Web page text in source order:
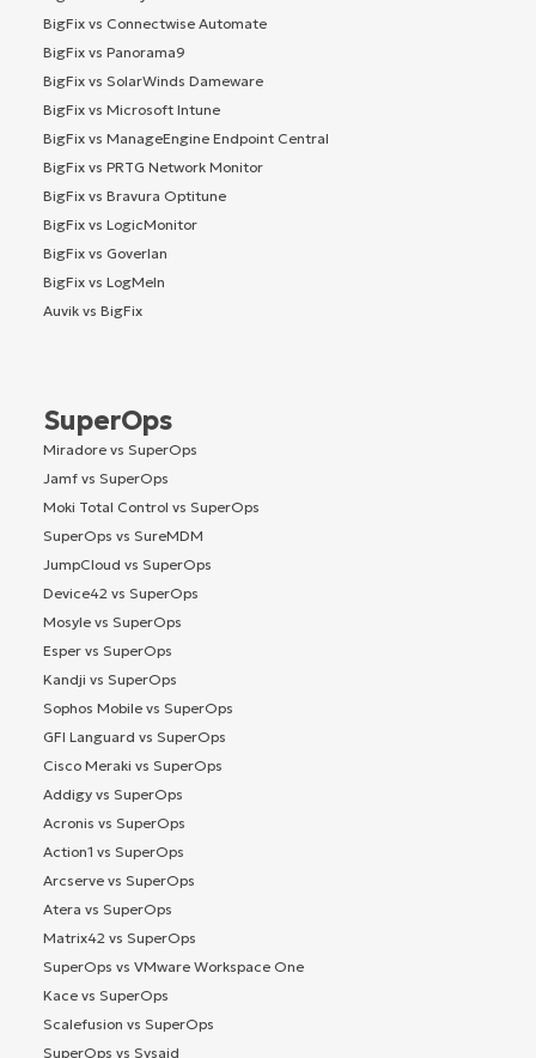
BigFix vs Connectwise Automate
BigFix vs Panorama9
BigFix vs SolarWinds Dameware
BigFix vs Microsoft Intune
BigFix vs ManageEngine Endpoint Central
BigFix vs PRTG Network Monitor
BigFix vs Bravura Optitune
BigFix vs LogicMonitor
BigFix vs Goverlan
BigFix vs LogMeIn
Auvik vs BigFix
SuperOps
Miradore vs SuperOps
Jamf vs SuperOps
Moki Total Control vs SuperOps
SuperOps vs SureMDM
JumpCloud vs SuperOps
Device42 vs SuperOps
Mosyle vs SuperOps
Esper vs SuperOps
Kandji vs SuperOps
Sophos Mobile vs SuperOps
GFI Languard vs SuperOps
Cisco Meraki vs SuperOps
Addigy vs SuperOps
Acronis vs SuperOps
Action1 vs SuperOps
Arcserve vs SuperOps
Atera vs SuperOps
Matrix42 vs SuperOps
SuperOps vs VMware Workspace One
Kace vs SuperOps
Scalefusion vs SuperOps
SuperOps vs Sysaid